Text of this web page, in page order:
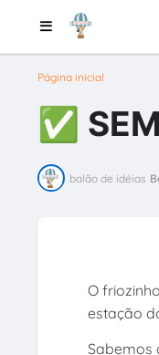
Página inicial
✅
balão de idéias
O
estação
Sabemos